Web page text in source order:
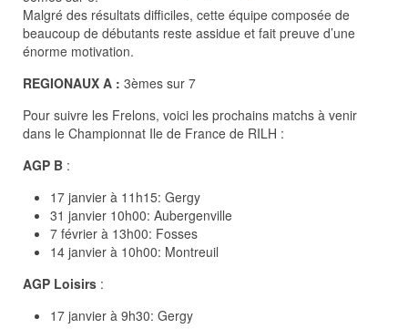
Malgré des résultats difficiles, cette équipe composée de
beaucoup de débutants reste assidue et fait preuve d’une
énorme motivation.
REGIONAUX A : 3èmes sur 7
Pour suivre les Frelons, voici les prochains matchs à venir
dans le Championnat Ile de France de RILH :
AGP B :
17 janvier à 11h15: Gergy
31 janvier 10h00: Aubergenville
7 février à 13h00: Fosses
14 janvier à 10h00: Montreuil
AGP Loisirs :
17 janvier à 9h30: Gergy